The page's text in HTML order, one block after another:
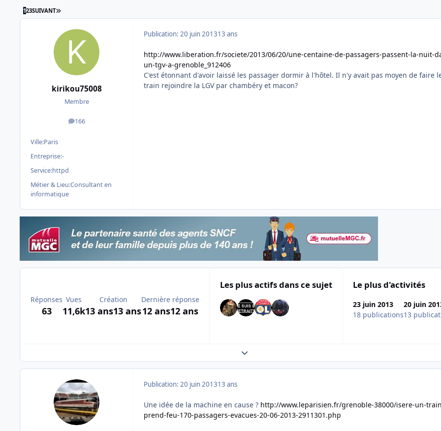
123SUIVANT DERNIÈRE PAGE
kirikou75008
Membre
166
messages
Ville:Paris
Entreprise:-
Service:httpd
Métier & Lieu:Consultant en
informatique
Publication: 20 juin 201313 ans
http://www.liberation.fr/societe/2013/06/20/une-centaine-de-passagers-passent-la-nuit-
un-tgv-a-grenoble_912406
C'est étonnant d'avoir laissé les passager dormir à l'hôtel. Il n'y avait pas moyen de faire
train rejoindre la LGV par chambéry et macon?
Réponses
63
Vues
11,6k
Création
13 ans13 ans
Dernière réponse
12 ans12 ans
Les plus actifs dans ce sujet Le plus d'activités
23 juin 2013
18 publications
20 juin
13
Expand topic overview
Publication: 20 juin 201313 ans
Une idée de la machine en cause ? http://www.leparisien.fr/grenoble-38000/isere-un-
prend-feu-170-passagers-evacues-20-06-2013-2911301.php